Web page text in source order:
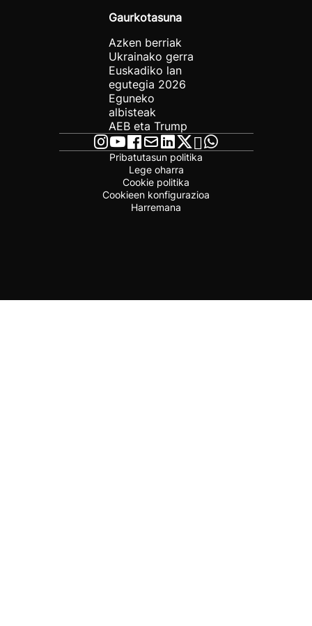
Gaurkotasuna
Azken berriak
Ukrainako gerra
Euskadiko lan
egutegia 2026
Eguneko
albisteak
AEB eta Trump
Pribatutasun politika
Lege oharra
Cookie politika
Cookieen konfigurazioa
Harremana